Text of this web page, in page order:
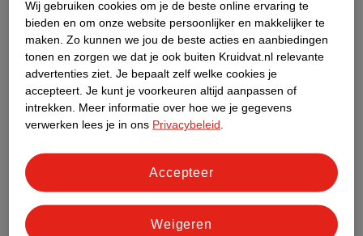
Pampers Premium
Luiers
mt 0 (tot circa 3kg), 30
stuks
9.
Wij gebruiken cookies om je de beste online ervaring te
bieden en om onze website persoonlijker en makkelijker te
maken. Zo kunnen we jou de beste acties en aanbiedingen
tonen en zorgen we dat je ook buiten Kruidvat.nl relevante
advertenties ziet. Je bepaalt zelf welke cookies je
accepteert. Je kunt je voorkeuren altijd aanpassen of
intrekken.
Meer informatie over hoe we je gegevens
verwerken lees je in ons Privacybeleid
Weigeren
Accepteer